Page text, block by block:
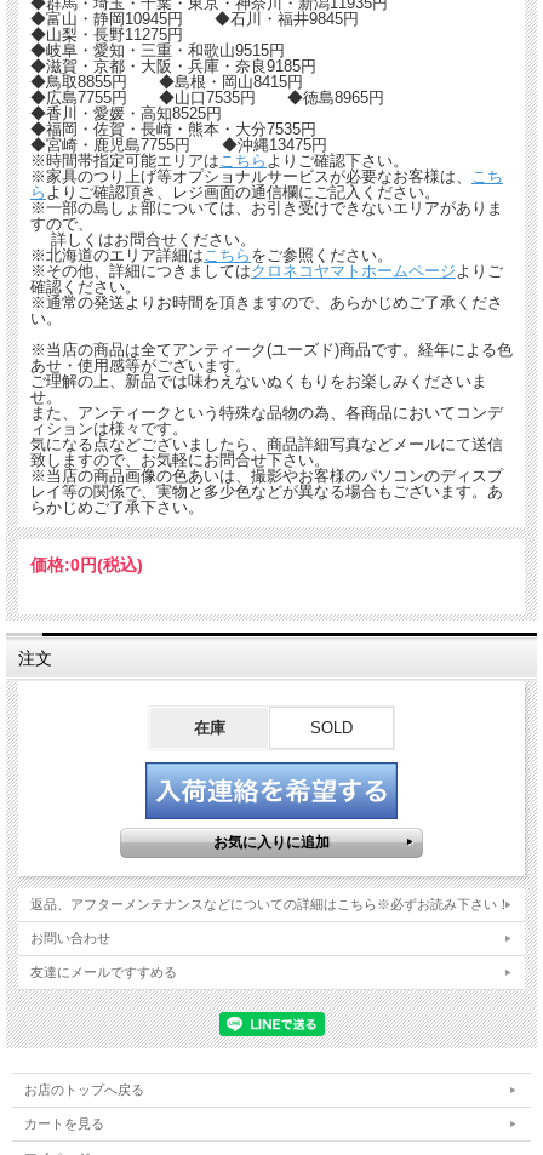
◆富山・静岡10945円 ◆石川・福井9845円
◆山梨・長野11275円
◆岐阜・愛知・三重・和歌山9515円
◆滋賀・京都・大阪・兵庫・奈良9185円
◆鳥取8855円 ◆島根・岡山8415円
◆広島7755円 ◆山口7535円 ◆徳島8965円
◆香川・愛媛・高知8525円
◆福岡・佐賀・長崎・熊本・大分7535円
◆宮崎・鹿児島7755円 ◆沖縄13475円
※時間帯指定可能エリアはこちら よりご確認下さい。
※家具のつり上げ等オプショナルサービスが必要なお客様は、 こち
ら よりご確認頂き、レジ画面の通信欄にご記入ください。
※一部の島しょ部については、お引き受けできないエリアがありま
すので、
詳しくはお問合せください。
※北海道のエリア詳細はこちら をご参照ください。
※その他、詳細につきましてはクロネコヤマトホームページよりご
確認ください。
※通常の発送よりお時間を頂きますので、あらかじめご了承くださ
い。
※当店の商品は全てアンティーク(ユーズド)商品です。経年による色
あせ・使用感等がございます。
ご理解の上、新品では味わえないぬくもりをお楽しみくださいま
せ。
また、アンティークという特殊な品物の為、各商品においてコンデ
ィションは様々です。
気になる点などございましたら、商品詳細写真などメールにて送信
致しますので、お気軽にお問合せ下さい。
※当店の商品画像の色あいは、撮影やお客様のパソコンのディスプ
レイ等の関係で、実物と多少色などが異なる場合もございます。あ
らかじめご了承下さい。
価格:0円(税込)
注文
在庫 SOLD
返品、アフターメンテナンスなどについての詳細はこちら※必ずお読み下さい！
お問い合わせ
友達にメールですすめる
お店のトップへ戻る
カートを見る